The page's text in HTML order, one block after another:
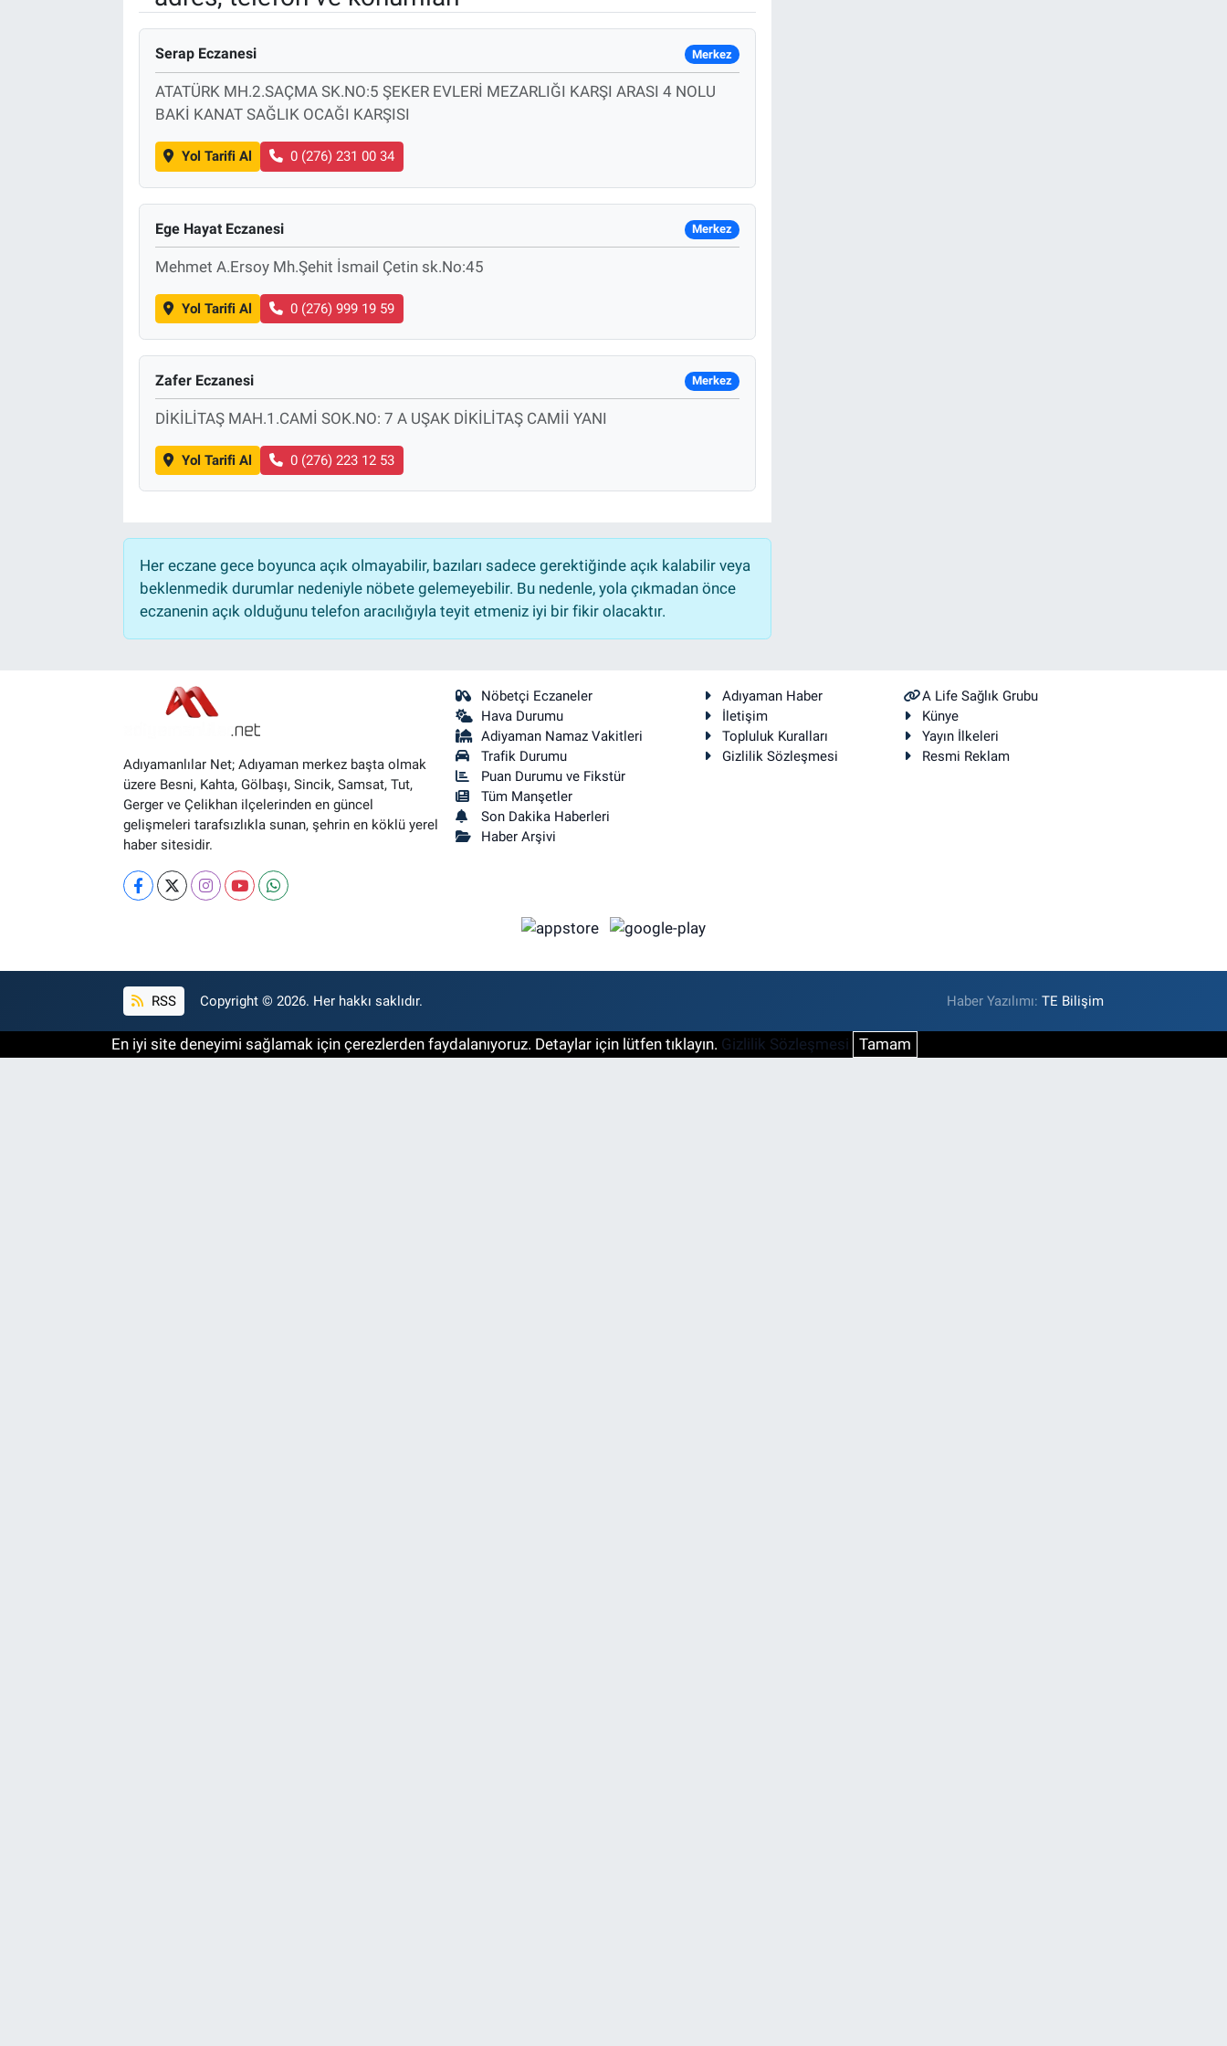
Serap Eczanesi Merkez
ATATÜRK MH.2.SAÇMA SK.NO:5 ŞEKER EVLERİ MEZARLIĞI KARŞI ARASI 4 NOLU
BAKİ KANAT SAĞLIK OCAĞI KARŞISI
Yol Tarifi Al 0 (276) 231 00 34
Ege Hayat Eczanesi Merkez
Mehmet A.Ersoy Mh.Şehit İsmail Çetin sk.No:45
Yol Tarifi Al 0 (276) 999 19 59
Zafer Eczanesi Merkez
DİKİLİTAŞ MAH.1.CAMİ SOK.NO: 7 A UŞAK DİKİLİTAŞ CAMİİ YANI
Yol Tarifi Al 0 (276) 223 12 53
Her eczane gece boyunca açık olmayabilir, bazıları sadece gerektiğinde açık kalabilir veya
beklenmedik durumlar nedeniyle nöbete gelemeyebilir. Bu nedenle, yola çıkmadan önce
eczanenin açık olduğunu telefon aracılığıyla teyit etmeniz iyi bir fikir olacaktır.
Adıyamanlılar Net; Adıyaman merkez başta olmak
üzere Besni, Kahta, Gölbaşı, Sincik, Samsat, Tut,
Gerger ve Çelikhan ilçelerinden en güncel
gelişmeleri tarafsızlıkla sunan, şehrin en köklü yerel
haber sitesidir.
Nöbetçi Eczaneler
Hava Durumu
Adiyaman Namaz Vakitleri
Trafik Durumu
Puan Durumu ve Fikstür
Tüm Manşetler
Son Dakika Haberleri
Haber Arşivi
Adıyaman Haber
A Life Sağlık Grubu
İletişim
Künye
Topluluk Kuralları
Yayın İlkeleri
Gizlilik Sözleşmesi
Resmi Reklam
RSS Copyright © 2026. Her hakkı saklıdır. Haber Yazılımı:TE Bilişim
En iyi site deneyimi sağlamak için çerezlerden faydalanıyoruz. Detaylar için lütfen tıklayın. Gizlilik Sözleşmesi Tamam
BİLİM VE TEKNOLOJİ
Şambayat Haber